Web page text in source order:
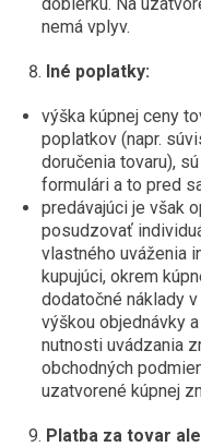
nemá vplyv.
Iné poplatky:
výška kúpnej ceny
poplatkov (napr.
doručenia tovaru),
formulári a to pred
predávajúci je však
posudzovať
vlastného uváženia
kupujúci, okrem
dodatočné náklady
výškou objednávky
nutnosti uvádzania
obchodných
uzatvorené kúpnej
Platba za tovar